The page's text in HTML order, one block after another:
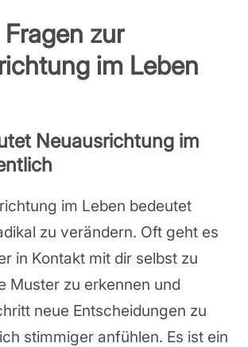
zur
im Leben
Neuausrichtung im
im Leben bedeutet
zu verändern. Oft geht es
in Kontakt mit dir selbst zu
Muster zu erkennen und
neue Entscheidungen zu
stimmiger anfühlen. Es ist ein